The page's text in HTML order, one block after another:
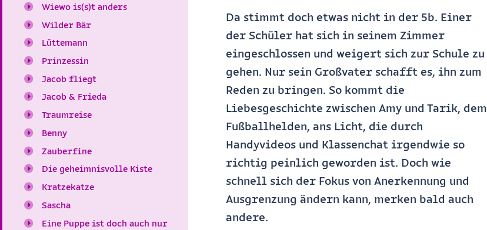
Wiewo is(s)t anders
Wilder Bär
Lüttemann
Prinzessin
Jacob fliegt
Jacob & Frieda
Traumreise
Benny
Zauberfine
Die geheimnisvolle Kiste
Kratzekatze
Sascha
Eine Puppe ist doch auch nur
Da stimmt doch etwas nicht in der 5b. Einer
der Schüler hat sich in seinem Zimmer
eingeschlossen und weigert sich zur Schule zu
gehen. Nur sein Großvater schafft es, ihn zum
Reden zu bringen. So kommt die
Liebesgeschichte zwischen Amy und Tarik, dem
Fußballhelden, ans Licht, die durch
Handyvideos und Klassenchat irgendwie so
richtig peinlich geworden ist. Doch wie
schnell sich der Fokus von Anerkennung und
Ausgrenzung ändern kann, merken bald auch
andere.